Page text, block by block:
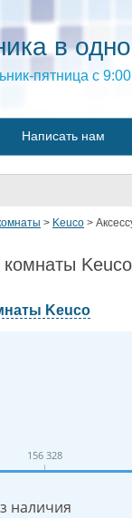
в
пятница с
Написать нам
> Keuco >
Keuco
156 328
наличия